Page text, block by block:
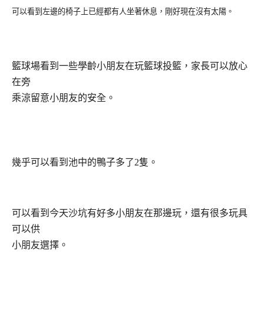
可以看到左邊的椅子上已經都有人坐著休息，剛好現在沒有太陽。
籃球場看到一些學齡小朋友在玩籃球投籃，家長可以放心
在旁
乘涼留意小朋友的安全。
幾乎可以看到池中的鴨子多了2隻。
可以看到今天沙坑有好多小朋友在那邊玩，還有很多玩具
可以供
小朋友選擇。